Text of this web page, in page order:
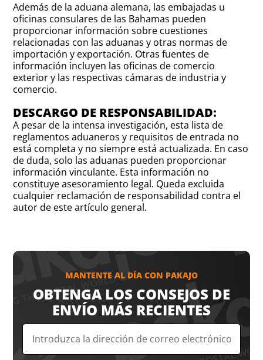
Además de la aduana alemana, las embajadas u
oficinas consulares de las Bahamas pueden
proporcionar información sobre cuestiones
relacionadas con las aduanas y otras normas de
importación y exportación. Otras fuentes de
información incluyen las oficinas de comercio
exterior y las respectivas cámaras de industria y
comercio.
DESCARGO DE RESPONSABILIDAD:
A pesar de la intensa investigación, esta lista de
reglamentos aduaneros y requisitos de entrada no
está completa y no siempre está actualizada. En caso
de duda, solo las aduanas pueden proporcionar
información vinculante. Esta información no
constituye asesoramiento legal. Queda excluida
cualquier reclamación de responsabilidad contra el
autor de este artículo general.
MANTENTE AL DÍA CON PAKAJO
OBTENGA LOS CONSEJOS DE
ENVÍO MÁS RECIENTES